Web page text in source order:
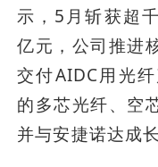
示，5月斩获超
亿元，公司推进
交付AIDC用光
的多芯光纤、空
并与安捷诺达成